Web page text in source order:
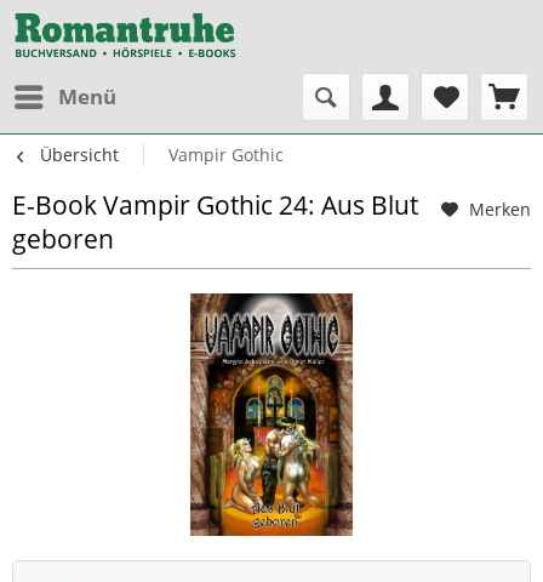
Menü
Übersicht Vampir Gothic
Merken
E-Book Vampir Gothic 24: Aus Blut
geboren